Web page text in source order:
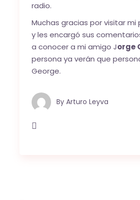
radio.
Muchas gracias por visitar mi
y les encargó sus
a conocer a mi amigo Jorge
persona ya verán que
George.
By Arturo Leyva